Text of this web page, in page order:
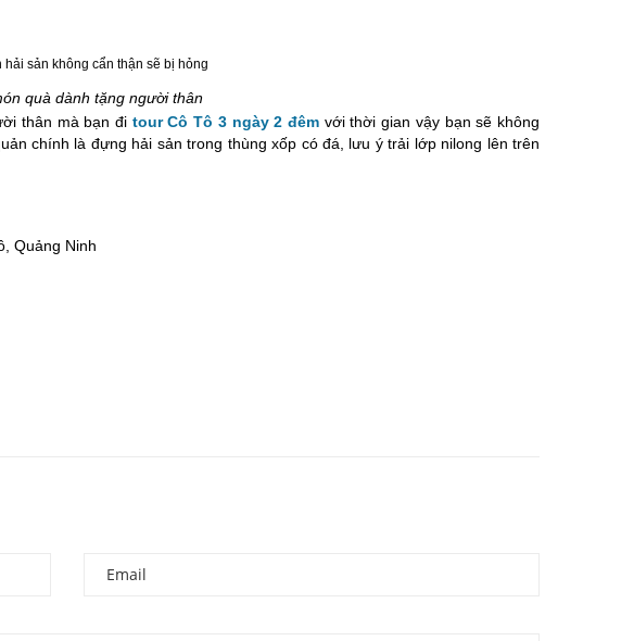
quà dành tặng người thân
thân mà bạn đi tour Cô Tô 3 ngày 2 đêm với thời gian vậy bạn sẽ không
chính là đựng hải sản trong thùng xốp có đá, lưu ý trải lớp nilong lên trên
Quảng Ninh